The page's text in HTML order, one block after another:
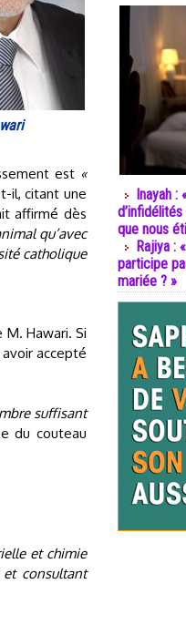
est «
il, citant une
affirmé dès
qu’avec
catholique
Hawari. Si
accepté
suffisant
du couteau
et chimie
consultant
Inayah :
que nous
Rajiya :
participe
mariée ? »